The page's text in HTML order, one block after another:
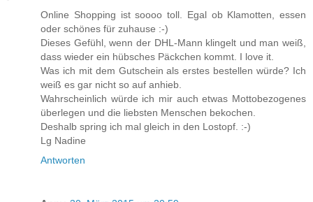
Online Shopping ist soooo toll. Egal ob Klamotten, essen
oder schönes für zuhause :-)
Dieses Gefühl, wenn der DHL-Mann klingelt und man weiß,
dass wieder ein hübsches Päckchen kommt. I love it.
Was ich mit dem Gutschein als erstes bestellen würde? Ich
weiß es gar nicht so auf anhieb.
Wahrscheinlich würde ich mir auch etwas Mottobezogenes
überlegen und die liebsten Menschen bekochen.
Deshalb spring ich mal gleich in den Lostopf. :-)
Lg Nadine
Antworten